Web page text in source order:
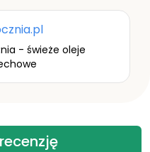
- świeże oleje